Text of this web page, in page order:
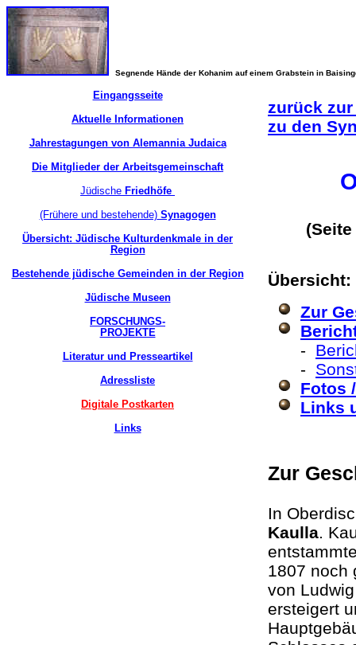
Segnende Hände der Kohanim auf einem Grabstein in
Eingangsseite
Aktuelle Informationen
Jahrestagungen von Alemannia Judaica
Die Mitglieder der Arbeitsgemeinschaft
Jüdische Friedhöfe
(Frühere und bestehende)Synagogen
Übersicht: Jüdische Kulturdenkmale in der
Region
Bestehende jüdische Gemeinden in der Region
Jüdische Museen
FORSCHUNGS-
PROJEKTE
Literatur und Presseartikel
Adressliste
Digitale Postkarten
Links
zurück
zu den
Zur
-
-
Fotos
Links
Zur
In
Kaulla.
1807 noch
von
ersteigert